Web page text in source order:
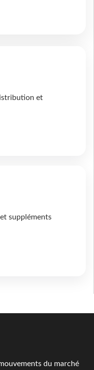
et
suppléments
du marché